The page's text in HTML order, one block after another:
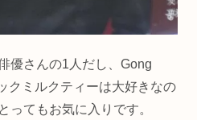
優さんの1人だし、Gong
クミルクティーは大好きなの
ってもお気に入りです。